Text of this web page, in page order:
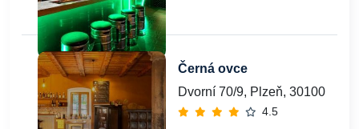
Černá ovce
Dvorní 70/9, Plzeň, 30100
4.5